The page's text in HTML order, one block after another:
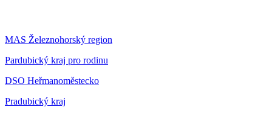
MAS Železnohorský region
Pardubický kraj pro rodinu
DSO Heřmanoměstecko
Pradubický kraj